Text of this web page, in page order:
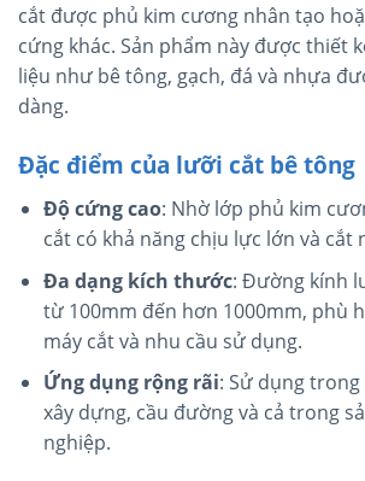
cắt được phủ kim cương nhân tạo
cứng khác. Sản phẩm này được thiết
liệu như bê tông, gạch, đá và nhựa
dàng.
Đặc điểm của lưỡi cắt bê tông
Độ cứng cao: Nhờ lớp phủ kim
cắt có khả năng chịu lực lớn và cắt
Đa dạng kích thước: Đường kính
từ 100mm đến hơn 1000mm, phù
máy cắt và nhu cầu sử dụng.
Ứng dụng rộng rãi: Sử dụng
xây dựng, cầu đường và cả trong
nghiệp.